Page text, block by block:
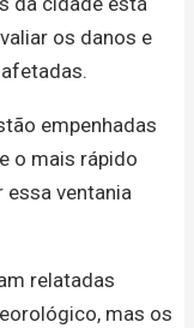
os danos e
empenhadas
o mais rápido
ventania
relatadas
mas os